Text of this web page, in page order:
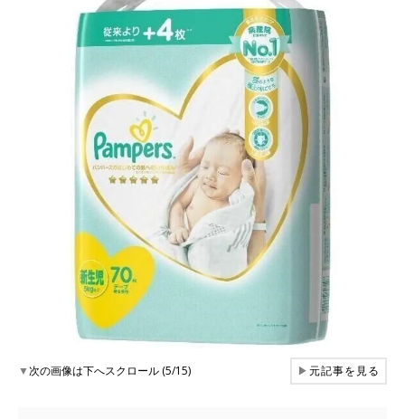
▼次の画像は下へスクロール (5/15) ▶元記事を見る